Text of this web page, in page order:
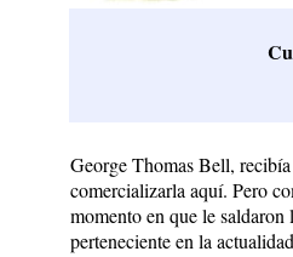
George Thomas Bell,
comercializarla aquí. Pero
momento en que le
perteneciente en la